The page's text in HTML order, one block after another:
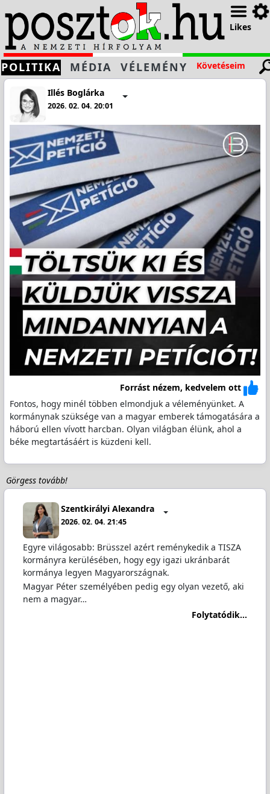
Likes
POLITIKA MÉDIA VÉLEMÉNY Követéseim
Illés Boglárka
2026. 02. 04. 20:01
Forrást nézem, kedvelem ott
Fontos, hogy minél többen elmondjuk a véleményünket. A
kormánynak szüksége van a magyar emberek támogatására a
háború ellen vívott harcban. Olyan világban élünk, ahol a
béke megtartásáért is küzdeni kell.
Görgess tovább!
Szentkirályi Alexandra
2026. 02. 04. 21:45
Egyre világosabb: Brüsszel azért reménykedik a TISZA
kormányra kerülésében, hogy egy igazi ukránbarát
kormánya legyen Magyarországnak.
Magyar Péter személyében pedig egy olyan vezető, aki
nem a magyar…
Folytatódik...